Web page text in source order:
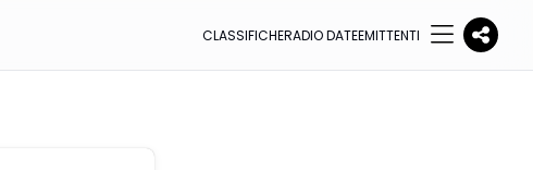
CLASSIFICHERADIO DATEEMITTENTI